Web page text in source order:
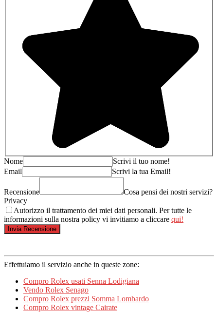
Nome
Scrivi il tuo nome!
Email
Scrivi la tua Email!
Recensione
Cosa pensi dei nostri servizi?
Privacy
Autorizzo il trattamento dei miei dati personali. Per tutte le
informazioni sulla nostra policy vi invitiamo a cliccare qui!
Effettuiamo il servizio anche in queste zone:
Compro Rolex usati Senna Lodigiana
Vendo Rolex Senago
Compro Rolex prezzi Somma Lombardo
Compro Rolex vintage Cairate